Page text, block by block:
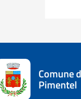
Comune
Pimentel